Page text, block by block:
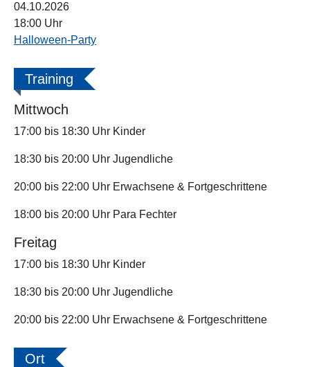
04.10.2026
18:00 Uhr
Halloween-Party
Training
Mittwoch
17:00 bis 18:30 Uhr Kinder
18:30 bis 20:00 Uhr Jugendliche
20:00 bis 22:00 Uhr Erwachsene & Fortgeschrittene
18:00 bis 20:00 Uhr Para Fechter
Freitag
17:00 bis 18:30 Uhr Kinder
18:30 bis 20:00 Uhr Jugendliche
20:00 bis 22:00 Uhr Erwachsene & Fortgeschrittene
Ort